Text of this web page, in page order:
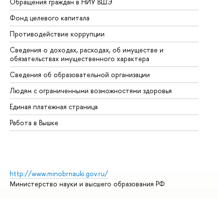
Обращения граждан в НИУ ВШЭ
Фонд целевого капитала
Противодействие коррупции
Сведения о доходах, расходах, об имуществе и
обязательствах имущественного характера
Сведения об образовательной организации
Людям с ограниченными возможностями здоровья
Единая платежная страница
Работа в Вышке
http://www.minobrnauki.gov.ru/
Министерство науки и высшего образования РФ